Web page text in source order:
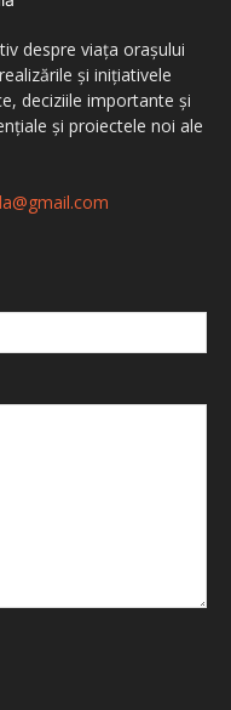
despre viața orașului
și inițiativele
deciziile importante și
și proiectele noi ale